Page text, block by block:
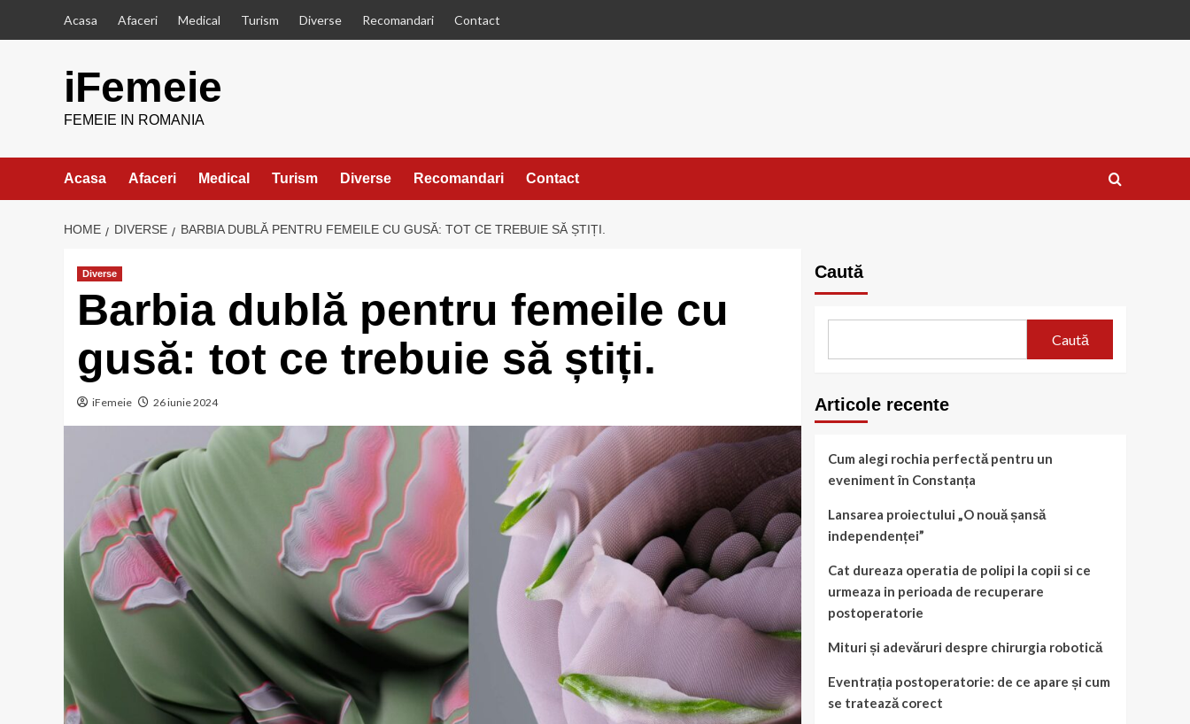
Acasa Afaceri Medical Turism Diverse Recomandari Contact
iFemeie
FEMEIE IN ROMANIA
Acasa Afaceri Medical Turism Diverse Recomandari Contact
HOME DIVERSE BARBIA DUBLĂ PENTRU FEMEILE CU GUSĂ: TOT CE TREBUIE SĂ ȘTIȚI.
Diverse
Barbia dublă pentru femeile cu
gusă: tot ce trebuie să știți.
iFemeie 26 iunie 2024
Caută
Caută
Articole recente
Cum alegi rochia perfectă pentru un
eveniment în Constanța
Lansarea proiectului „O nouă șansă
independenței”
Cat dureaza operatia de polipi la copii si ce
urmeaza in perioada de recuperare
postoperatorie
Mituri și adevăruri despre chirurgia robotică
Eventrația postoperatorie: de ce apare și cum
se tratează corect